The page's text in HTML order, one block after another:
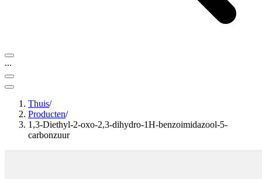
...
Thuis/
Producten/
1,3-Diethyl-2-oxo-2,3-dihydro-1H-benzoimidazool-5-
carbonzuur